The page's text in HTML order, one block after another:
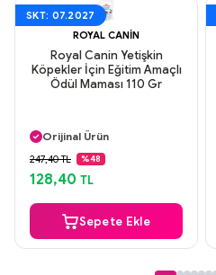
SKT: 07.2027
ROYAL CANIN
Royal Canin Yetişkin
Köpekler İçin Eğitim Amaçlı
Ödül Maması 110 Gr
Orijinal Ürün
Güvenli Ödeme
Aynı Gün Kargo
247,40 TL %48
128,40 TL
Sepete Ekle